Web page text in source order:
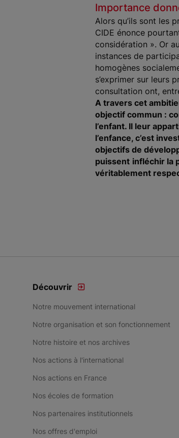
Importance
Alors qu’ils sont les
CIDE énonce
considération ». Or
instances de
homogènes
s’exprimer sur leurs
consultation ont,
A travers cet
objectif commun :
l’enfant. Il leur
l’enfance, c’est
objectifs de
puissent infléchir la
véritablement
Découvrir
Notre mouvement international
Notre organisation et son fonctionnement
Notre histoire et nos archives
Nos actions à l'international
Nos actions en France
Nos écoles de formation
Nos partenaires institutionnels
Nos offres d'emploi